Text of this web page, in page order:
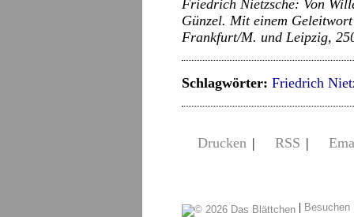
Friedrich Nietzsche: Von
Günzel. Mit einem
Frankfurt/M. und Leipzig,
Schlagwörter: Friedrich
Drucken | RSS |
|